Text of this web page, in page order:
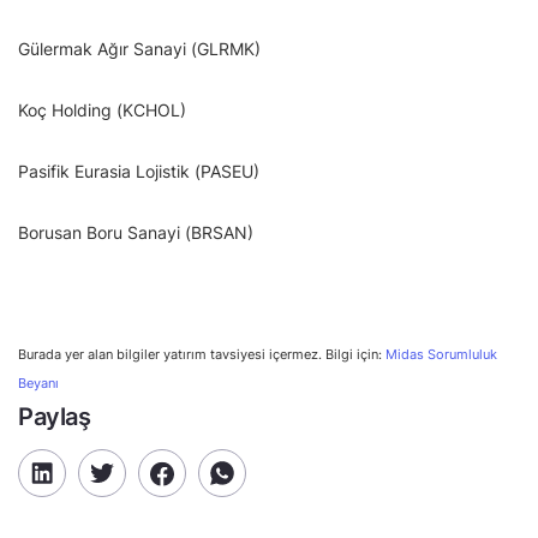
Gülermak Ağır Sanayi (GLRMK)
Koç Holding (KCHOL)
Pasifik Eurasia Lojistik (PASEU)
Borusan Boru Sanayi (BRSAN)
Burada yer alan bilgiler yatırım tavsiyesi içermez. Bilgi için: Midas Sorumluluk
Beyanı
Paylaş